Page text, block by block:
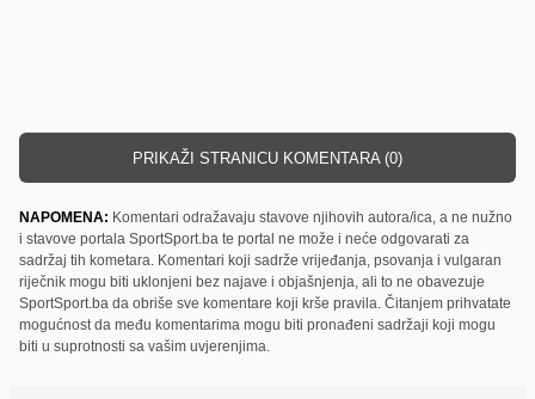
PRIKAŽI STRANICU KOMENTARA (0)
NAPOMENA: Komentari odražavaju stavove njihovih autora/ica, a ne nužno
i stavove portala SportSport.ba te portal ne može i neće odgovarati za
sadržaj tih kometara. Komentari koji sadrže vrijeđanja, psovanja i vulgaran
riječnik mogu biti uklonjeni bez najave i objašnjenja, ali to ne obavezuje
SportSport.ba da obriše sve komentare koji krše pravila. Čitanjem prihvatate
mogućnost da među komentarima mogu biti pronađeni sadržaji koji mogu
biti u suprotnosti sa vašim uvjerenjima.